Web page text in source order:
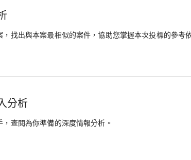
找出與本案最相似的案件，協助您掌握本次投標的參考
分析
查閱為你準備的深度情報分析。